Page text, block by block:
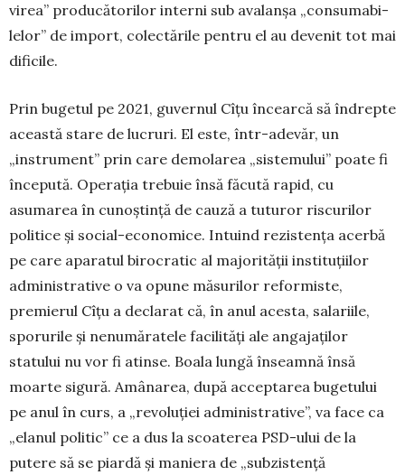
virea” producătorilor interni sub avalanșa „consuma­bi­
lelor” de import, colectările pentru el au devenit tot mai
dificile.
Prin bugetul pe 2021, guvernul Cîțu încearcă să în­drepte
această stare de lucruri. El este, într-adevăr, un
„instrument” prin care demolarea „sistemului” poate fi
în­cepută. Operația trebuie însă făcută rapid, cu
asumarea în cunoștință de cauză a tuturor riscurilor
politice și so­cial-economice. Intuind rezistența acerbă
pe care apa­ra­tul birocratic al majorității instituțiilor
adminis­trative o va opune măsurilor reformiste,
premierul Cîțu a de­cla­rat că, în anul acesta, salariile,
sporurile și nenu­măratele fa­cilități ale angajaților
statului nu vor fi atinse. Boala lungă înseamnă însă
moarte sigură. Amânarea, după acceptarea bugetului
pe anul în curs, a „revoluției ad­mi­nis­trative”, va face ca
„elanul politic” ce a dus la scoa­terea PSD-ului de la
putere să se piardă și maniera de „sub­zistență